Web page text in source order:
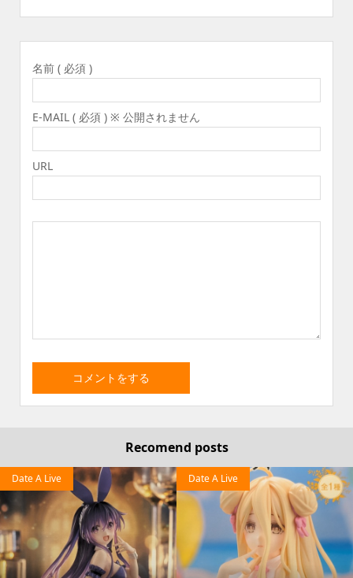
名前 ( 必須 )
E-MAIL ( 必須 ) ※ 公開されません
URL
Recomend posts
Date A Live Date A Live